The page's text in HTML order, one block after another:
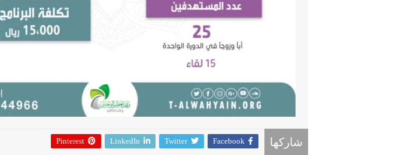
شاركها Facebook
Twitter
LinkedIn
Pinterest